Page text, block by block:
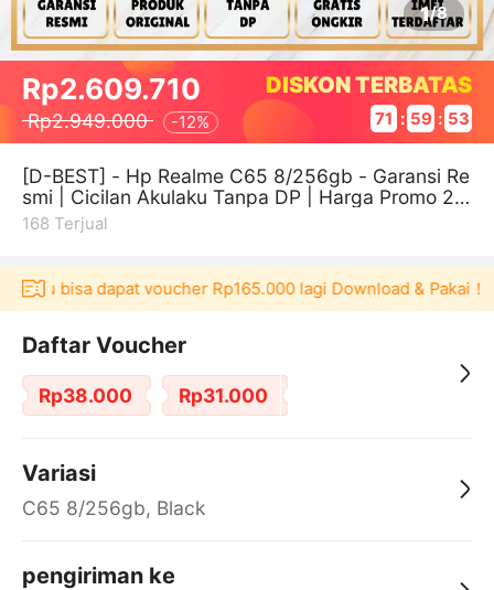
1/8
Rp2.609.710
Rp2.949.000 -12%
DISKON TERBATAS
71 : 59 : 52
[D-BEST] - Hp Realme C65 8/256gb - Garansi Re
smi | Cicilan Akulaku Tanpa DP | Harga Promo 20
26
168 Terjual
bisa dapat voucher Rp165.000 lagi Download & Pakai！
Daftar Voucher
Rp38.000 Rp31.000
Variasi
C65 8/256gb, Black
pengiriman ke